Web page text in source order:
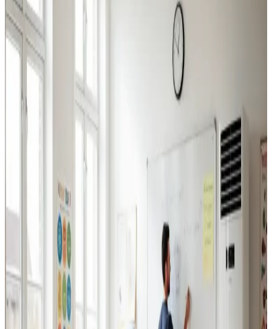
Industriventilation
Ventilation til fabrikker, haller og lagerbygninger i
Ebeltoft. Professionel dimensionering.